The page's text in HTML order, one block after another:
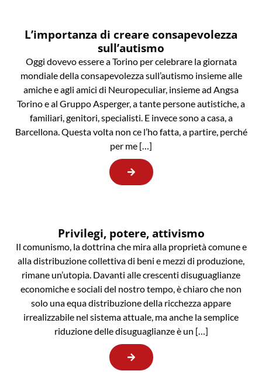
L’importanza di creare consapevolezza
sull’autismo
Oggi dovevo essere a Torino per celebrare la giornata
mondiale della consapevolezza sull’autismo insieme alle
amiche e agli amici di Neuropeculiar, insieme ad Angsa
Torino e al Gruppo Asperger, a tante persone autistiche, a
familiari, genitori, specialisti. E invece sono a casa, a
Barcellona. Questa volta non ce l’ho fatta, a partire, perché
per me […]
Privilegi, potere, attivismo
Il comunismo, la dottrina che mira alla proprietà comune e
alla distribuzione collettiva di beni e mezzi di produzione,
rimane un’utopia. Davanti alle crescenti disuguaglianze
economiche e sociali del nostro tempo, è chiaro che non
solo una equa distribuzione della ricchezza appare
irrealizzabile nel sistema attuale, ma anche la semplice
riduzione delle disuguaglianze è un […]